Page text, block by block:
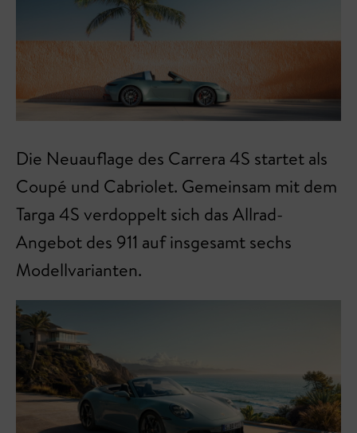
Die Neuauflage des Carrera 4S startet als
Coupé und Cabriolet. Gemeinsam mit dem
Targa 4S verdoppelt sich das Allrad-
Angebot des 911 auf insgesamt sechs
Modellvarianten.